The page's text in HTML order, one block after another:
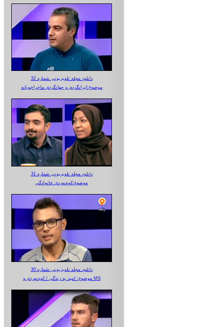
دانلود مجله تلویزیونی شماره 32
موضوع:ایرانگردی و جهانگردی ماجراجویانه
دانلود مجله تلویزیونی شماره 31
موضوع:کوه‌نوردی خانوادگی
دانلود مجله تلویزیونی شماره 30
موضوع: امید به زندگی / کوه‌نوردی و MS